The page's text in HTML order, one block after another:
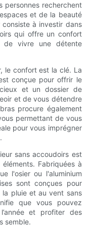
personnes recherchent
et de la beauté
à investir dans
qui offre un confort
de vivre une détente
le confort est la clé. La
conçue pour offrir le
et un dossier de
et de vous détendre
procure également
permettant de vous
pour vous imprégner
sans accoudoirs est
Fabriquées à
l'osier ou l'aluminium
sont conçues pour
pluie et au vent sans
que vous pouvez
et profiter des
semble.